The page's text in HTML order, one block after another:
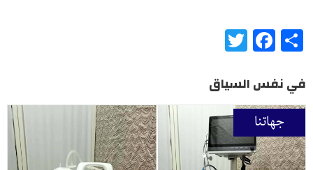
Share
Facebook
في نفس السياق
جهاتنا